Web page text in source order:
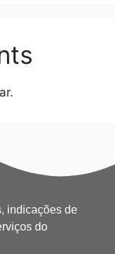
indicações de
do